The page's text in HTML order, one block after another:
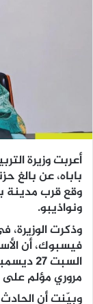
أعربت وزيرة
باباه، عن بالغ
وقع قرب مدينة
ونواذيبو.
وذكرت
فيسبوك، أن
مروري مؤلم
وبيّنت أن